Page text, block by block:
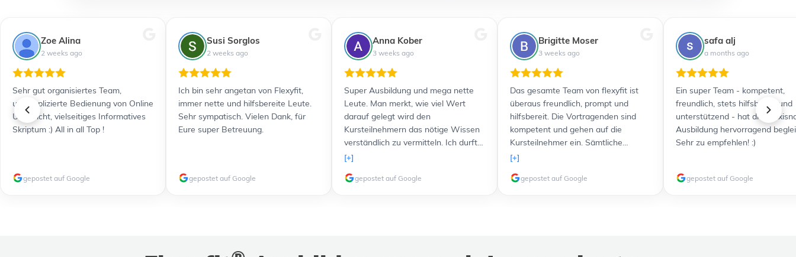
Zoe Alina
2 weeks ago
Sehr gut organisiertes Team,
unkomplizierte Bedienung von Online
Unterricht, vielseitiges Informatives
Skriptum :) All in all Top !
gepostet auf Google
Susi Sorglos
2 weeks ago
Ich bin sehr angetan von Flexyfit,
immer nette und hilfsbereite Leute.
Sehr sympatisch. Vielen Dank, für
Eure super Betreuung.
gepostet auf Google
Anna Kober
3 weeks ago
Super Ausbildung und mega nette
Leute. Man merkt, wie viel Wert
darauf gelegt wird den
Kursteilnehmern das nötige Wissen
verständlich zu vermitteln. Ich durfte
sogar freundlicherweise einen Kurs
nachdem etwas problematische und
[+]
gepostet auf Google
Brigitte Moser
3 weeks ago
Das gesamte Team von flexyfit ist
überaus freundlich, prompt und
hilfsbereit. Die Vortragenden sind
kompetent und gehen auf die
Kursteilnehmer ein. Sämtliche
Lernunterlagen wurden übersichtlich
Verfügung gestellt. Durch die
[+]
gepostet auf Google
safa alj
a months ago
Ein super Team - kompetent,
freundlich, stets hilfsbereit und
unterstützend - hat die
Ausbildung hervorragend
Sehr zu empfehlen! :)
gepostet auf Google